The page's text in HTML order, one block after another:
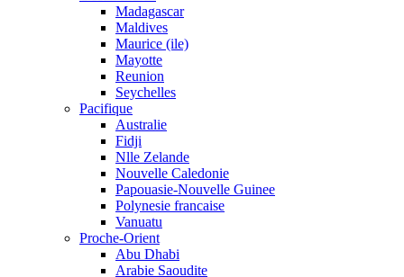
Madagascar
Maldives
Maurice (ile)
Mayotte
Reunion
Seychelles
Pacifique
Australie
Fidji
Nlle Zelande
Nouvelle Caledonie
Papouasie-Nouvelle Guinee
Polynesie francaise
Vanuatu
Proche-Orient
Abu Dhabi
Arabie Saoudite